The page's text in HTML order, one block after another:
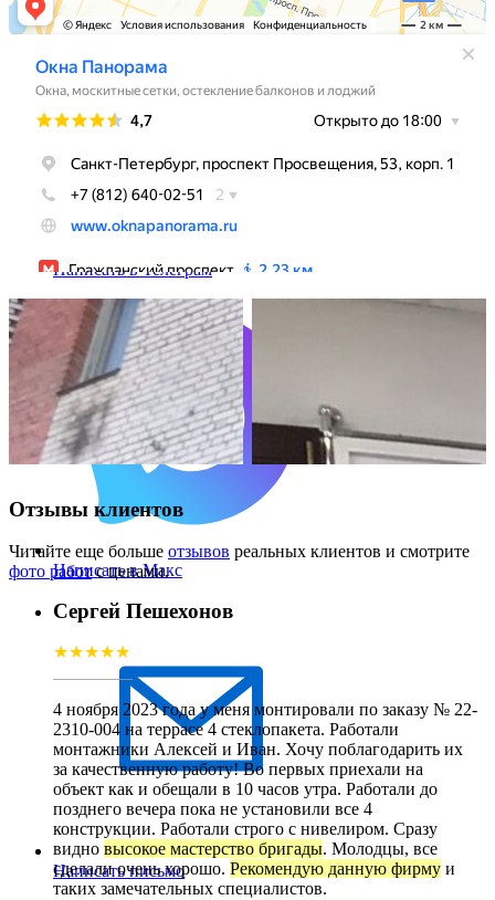
Написать в Телеграм
Написать в Макс
Написать письмо
Отзывы клиентов
Читайте еще больше отзывов реальных клиентов и смотрите
фото работс ценами.
Сергей Пешехонов
★★★★★
_________
4 ноября 2023 года у меня монтировали по заказу № 22-
2310-004 на террасе 4 стеклопакета. Работали
монтажники Алексей и Иван. Хочу поблагодарить их
за качественную работу! Во первых приехали на
объект как и обещали в 10 часов утра. Работали до
позднего вечера пока не установили все 4
конструкции. Работали строго с нивелиром. Сразу
видно высокое мастерство бригады. Молодцы, все
сделали очень хорошо. Рекомендую данную фирму и
таких замечательных специалистов.